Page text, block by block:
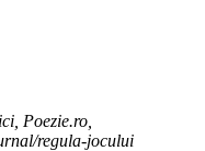
Poezie.ro,
regula-jocului